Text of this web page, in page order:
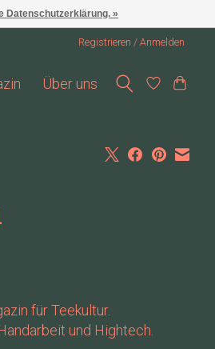
Registrieren / Anmelden
Über uns
für Teekultur.
und Hightech.
Datenschutzerklärung. »